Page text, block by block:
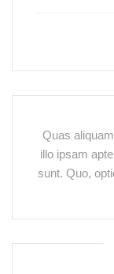
Quas
illo ipsam
sunt. Quo,